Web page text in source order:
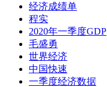
经济成绩单
程实
2020年一季度GDP
毛盛勇
世界经济
中国快速
一季度经济数据